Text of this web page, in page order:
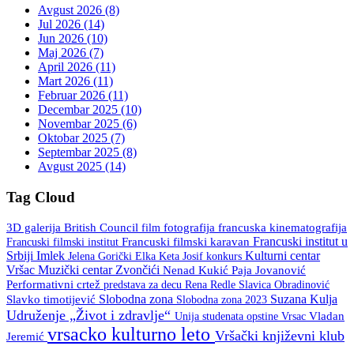
Avgust 2026 (8)
Jul 2026 (14)
Jun 2026 (10)
Maj 2026 (7)
April 2026 (11)
Mart 2026 (11)
Februar 2026 (11)
Decembar 2025 (10)
Novembar 2025 (6)
Oktobar 2025 (7)
Septembar 2025 (8)
Avgust 2025 (14)
Tag Cloud
3D galerija British Council film fotografija francuska kinematografija
Francuski filmski institut Francuski filmski karavan Francuski institut u
Srbiji Imlek Jelena Gorički Elka Keta Josif konkurs Kulturni centar
Vršac Muzički centar Zvončići Nenad Kukić Paja Jovanović
Performativni crtež predstava za decu Rena Redle Slavica Obradinović
Slavko timotijević Slobodna zona Slobodna zona 2023 Suzana Kulja
Udruženje „Život i zdravlje“ Unija studenata opstine Vrsac Vladan
Jeremić vrsacko kulturno leto Vršački književni klub